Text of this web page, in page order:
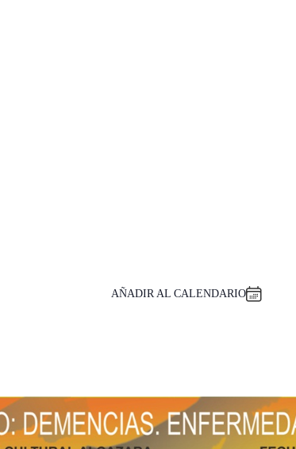
AÑADIR AL CALENDARIO